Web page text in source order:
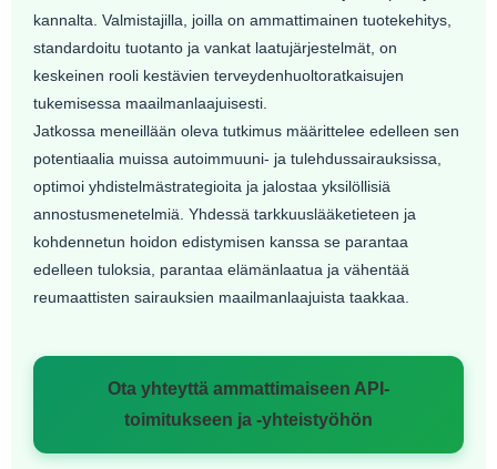
kannalta. Valmistajilla, joilla on ammattimainen tuotekehitys,
standardoitu tuotanto ja vankat laatujärjestelmät, on
keskeinen rooli kestävien terveydenhuoltoratkaisujen
tukemisessa maailmanlaajuisesti.
Jatkossa meneillään oleva tutkimus määrittelee edelleen sen
potentiaalia muissa autoimmuuni- ja tulehdussairauksissa,
optimoi yhdistelmästrategioita ja jalostaa yksilöllisiä
annostusmenetelmiä. Yhdessä tarkkuuslääketieteen ja
kohdennetun hoidon edistymisen kanssa se parantaa
edelleen tuloksia, parantaa elämänlaatua ja vähentää
reumaattisten sairauksien maailmanlaajuista taakkaa.
Ota yhteyttä ammattimaiseen API-
toimitukseen ja -yhteistyöhön